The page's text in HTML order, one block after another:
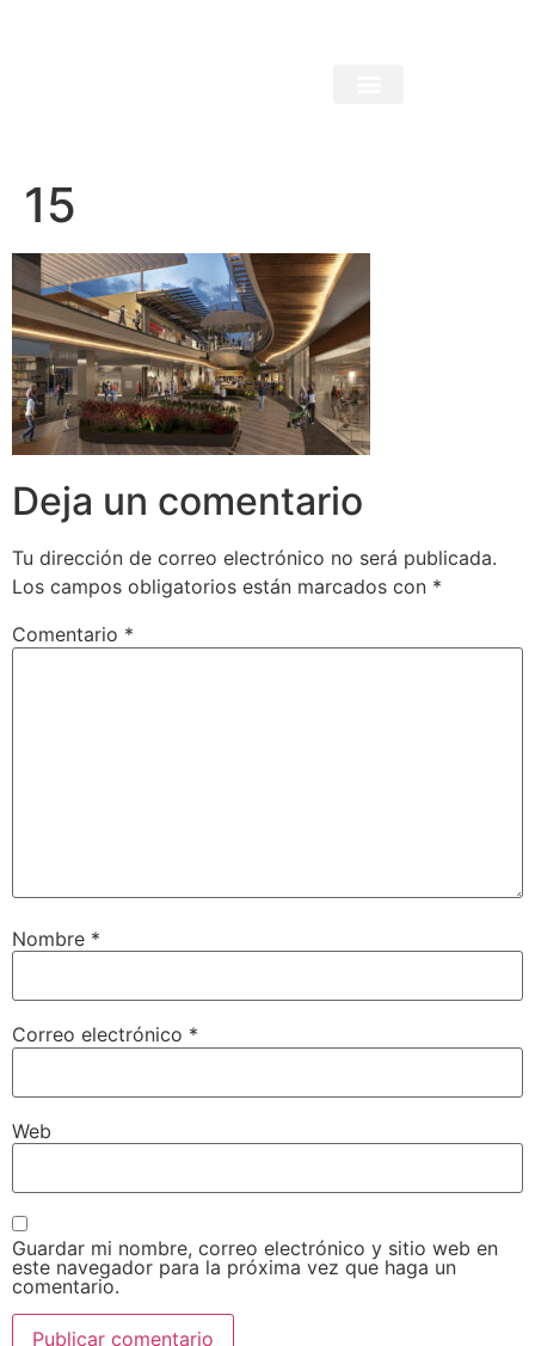
15
Deja un comentario
Tu dirección de correo electrónico no será publicada.
Los campos obligatorios están marcados con *
Comentario *
Nombre *
Correo electrónico *
Web
Guardar mi nombre, correo electrónico y sitio web en
este navegador para la próxima vez que haga un
comentario.